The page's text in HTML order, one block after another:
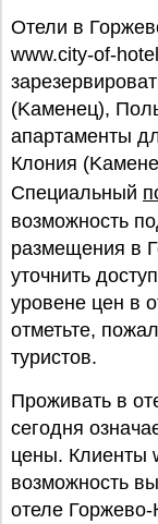
Отели в
www.city-of-
(Kaменец),
апартаменты
Клония
Специальный
возможность
размещения в
уточнить
уровене цен в
отметьте,
туристов.
Проживать в
сегодня
цены. Клиенты
возможность
отеле